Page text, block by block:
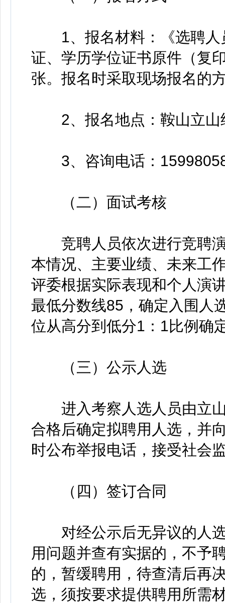
1、报名材料：《选聘人
证、学历学位证书原件（复
张。报名时采取现场报名的
2、报名地点：鞍山立山
3、咨询电话：
（二）面试考核
竞聘人员依次进行竞聘演
本情况、主要业绩、未来工
评委根据实际表现和个人演
最低分数线85，确定入围人
位从高分到低分1：1比例确
（三）公示人选
进入考察人选人员由立山
合格后确定拟聘用人选，并
时公布举报电话，接受社会
（四）签订合同
对经公示后无异议的人选
用问题并查有实据的，不予
的，暂缓聘用，待查清后再
选，须按要求提供聘用所需